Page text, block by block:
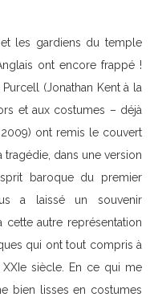
les gardiens du temple
ont encore frappé !
Purcell (Jonathan Kent à la
et aux costumes – déjà
ont remis le couvert
dans une version
baroque du premier
a laissé un souvenir
cette autre représentation
qui ont tout compris à
siècle. En ce qui me
bien lisses en costumes